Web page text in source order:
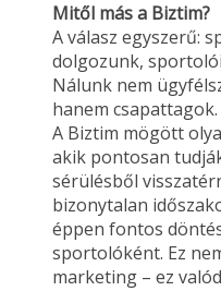
Mitől más a Biztim?
A válasz egyszerű:
dolgozunk,
Nálunk nem
hanem csapattagok.
A Biztim mögött
akik pontosan
sérülésből
bizonytalan
éppen fontos
sportolóként. Ez
marketing – ez